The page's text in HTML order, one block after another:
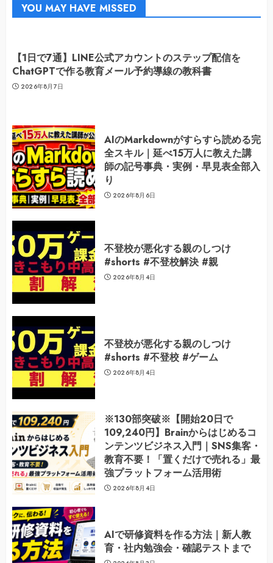
YOU MAY HAVE MISSED
【1日で7通】LINE公式アカウントのステップ配信を
ChatGPTで作る教育メール予約導線の教科書
2026年8月7日
AIのMarkdownがすらすら読める完
全スキル｜延べ15万人に教えた講
師の記号事典・実例・早見表全部入
り
2026年8月6日
不登校が悪化する親のしつけ
#shorts #不登校解決 #親
2026年8月4日
不登校が悪化する親のしつけ
#shorts #不登校 #ゲーム
2026年8月4日
※130部突破※【開始20日で
109,240円】Brainからはじめるコ
ンテンツビジネス入門｜SNS集客・
教育不要！「置くだけで売れる」最
強プラットフォーム活用術
2026年8月4日
AIで研修資料を作る方法｜新人教
育・社内勉強会・確認テストまで